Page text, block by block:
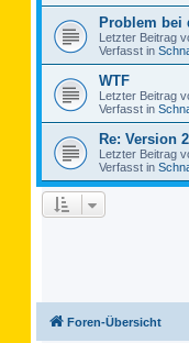
Problem bei
Letzter Beitrag
Verfasst in
WTF
Letzter Beitrag
Verfasst in
Re: Version
Letzter Beitrag
Verfasst in
Foren-Übersicht